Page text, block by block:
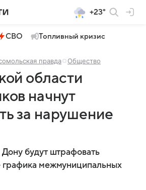
+23°
СВО Топливный кризис
правда Общество
области
начнут
за нарушение
будут штрафовать
графика межмуниципальных